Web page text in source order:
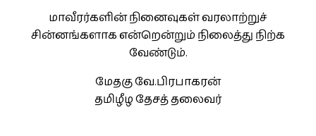
மாவீரர்களின் நினைவுகள் வரலாற்றுச்
சின்னங்களாக என்றென்றும் நிலைத்து நிற்க
வேண்டும்.
மேதகு வே.பிரபாகரன்
தமிழீழ தேசத் தலைவர்